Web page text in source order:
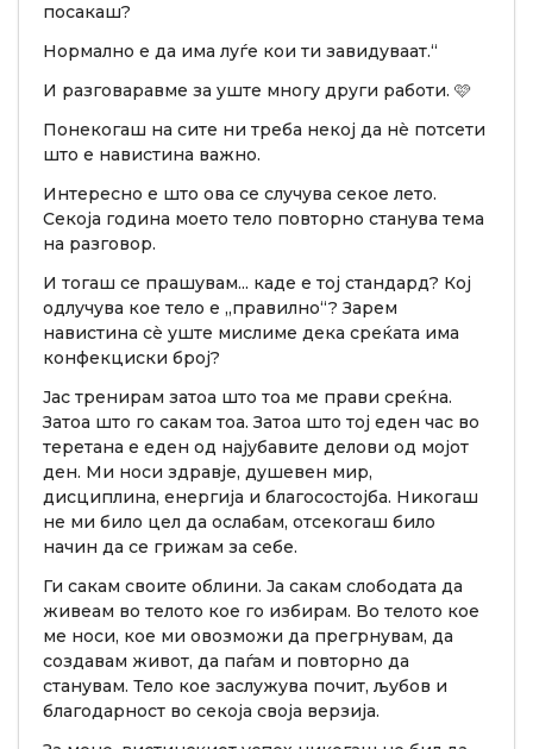
посакаш?
Нормално е да има луѓе кои ти завидуваат.“
И разговаравме за уште многу други работи. 🩷
Понекогаш на сите ни треба некој да нè потсети
што е навистина важно.
Интересно е што ова се случува секое лето.
Секоја година моето тело повторно станува тема
на разговор.
И тогаш се прашувам... каде е тој стандард? Кој
одлучува кое тело е „правилно“? Зарем
навистина сè уште мислиме дека среќата има
конфекциски број?
Јас тренирам затоа што тоа ме прави среќна.
Затоа што го сакам тоа. Затоа што тој еден час во
теретана е еден од најубавите делови од мојот
ден. Ми носи здравје, душевен мир,
дисциплина, енергија и благосостојба. Никогаш
не ми било цел да ослабам, отсекогаш било
начин да се грижам за себе.
Ги сакам своите облини. Ја сакам слободата да
живеам во телото кое го избирам. Во телото кое
ме носи, кое ми овозможи да прегрнувам, да
создавам живот, да паѓам и повторно да
станувам. Тело кое заслужува почит, љубов и
благодарност во секоја своја верзија.